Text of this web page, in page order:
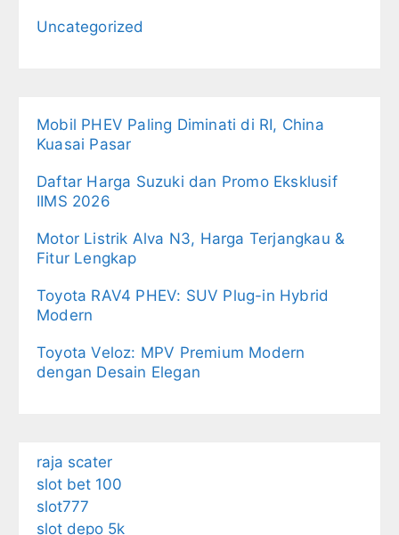
Uncategorized
Mobil PHEV Paling Diminati di RI, China
Kuasai Pasar
Daftar Harga Suzuki dan Promo Eksklusif
IIMS 2026
Motor Listrik Alva N3, Harga Terjangkau &
Fitur Lengkap
Toyota RAV4 PHEV: SUV Plug-in Hybrid
Modern
Toyota Veloz: MPV Premium Modern
dengan Desain Elegan
raja scater
slot bet 100
slot777
slot depo 5k